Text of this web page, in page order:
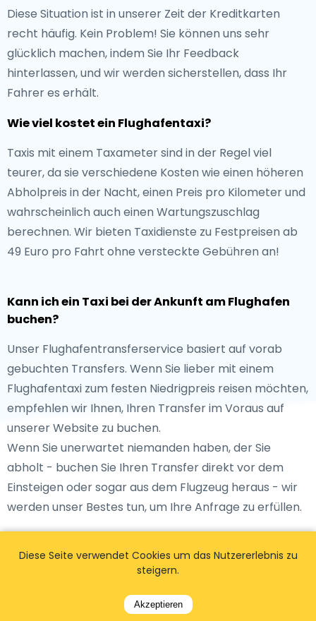
Diese Situation ist in unserer Zeit der Kreditkarten
recht häufig. Kein Problem! Sie können uns sehr
glücklich machen, indem Sie Ihr Feedback
hinterlassen, und wir werden sicherstellen, dass Ihr
Fahrer es erhält.
Wie viel kostet ein Flughafentaxi?
Taxis mit einem Taxameter sind in der Regel viel
teurer, da sie verschiedene Kosten wie einen höheren
Abholpreis in der Nacht, einen Preis pro Kilometer und
wahrscheinlich auch einen Wartungszuschlag
berechnen. Wir bieten Taxidienste zu Festpreisen ab
49 Euro pro Fahrt ohne versteckte Gebühren an!
Kann ich ein Taxi bei der Ankunft am Flughafen
buchen?
Unser Flughafentransferservice basiert auf vorab
gebuchten Transfers. Wenn Sie lieber mit einem
Flughafentaxi zum festen Niedrigpreis reisen möchten,
empfehlen wir Ihnen, Ihren Transfer im Voraus auf
unserer Website zu buchen.
Wenn Sie unerwartet niemanden haben, der Sie
abholt - buchen Sie Ihren Transfer direkt vor dem
Einsteigen oder sogar aus dem Flugzeug heraus - wir
werden unser Bestes tun, um Ihre Anfrage zu erfüllen.
draußen. Sie können Sie zu Ihrem Ziel bringen, aber es
Was passiert, wenn mein Flug oder Zug verspätet
Diese Seite verwendet Cookies um das Nutzererlebnis zu
steigern.
Akzeptieren